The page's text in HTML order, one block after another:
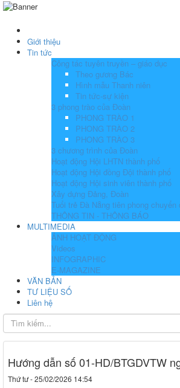
Giới thiệu
Tin tức
Công tác tuyên truyền – giáo dục
Theo gương Bác
Hình mẫu Thanh niên
Tin tức-sự kiện
3 phong trào của Đoàn
PHONG TRÀO 1
PHONG TRÀO 2
PHONG TRÀO 3
3 chương trình của Đoàn
Hoạt động Hội LHTN thành phố
Hoạt động Hội đồng Đội thành phố
Hoạt động Hội sinh viên thành phố
Xây dựng Đảng, Đoàn
Tuổi trẻ Đà Nẵng tiên phong chuyển
THÔNG TIN - THÔNG BÁO
MULTIMEDIA
ẢNH HOẠT ĐỘNG
Videos
INFOGRAPHIC
E-MAGAZINE
VĂN BẢN
TƯ LIỆU SỐ
Liên hệ
Hướng dẫn số 01-HD/BTGDVTW
Thứ tư - 25/02/2026 14:54